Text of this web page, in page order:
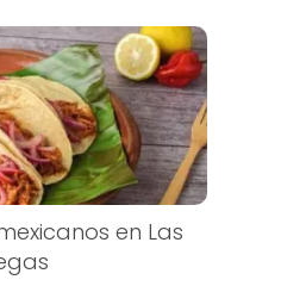
en Las